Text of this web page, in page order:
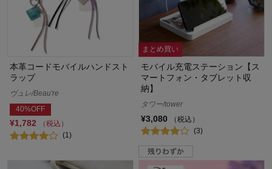
本革コードモバイルハンドスト
ラップ
ヴュレ/Beau're
40%OFF
¥1,782
（税込）
(1)
まとめ買い
モバイル充電ステーション【ス
マートフォン・タブレット収
納】
タワー/tower
¥3,080
（税込）
(3)